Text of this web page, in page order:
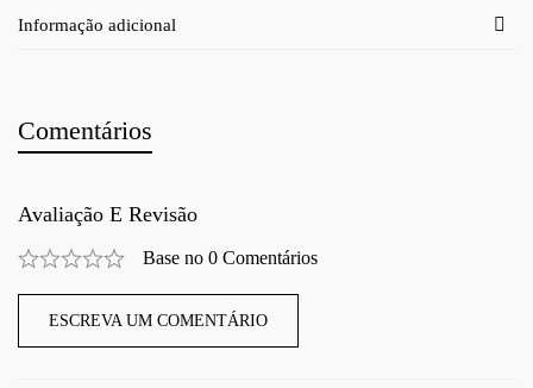
Informação adicional
Comentários
Avaliação E Revisão
Base no 0 Comentários
ESCREVA UM COMENTÁRIO